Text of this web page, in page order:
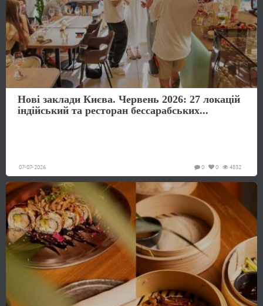
Нові заклади Києва. Червень 2026: 27 локацій
індійський та ресторан бессарабських...
07-07-2026 4832
0
0